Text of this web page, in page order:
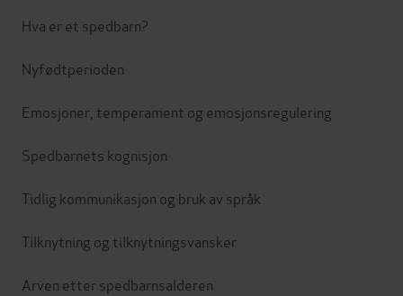
Hva er et spedbarn?
Nyfødtperioden
Emosjoner, temperament og emosjonsregulering
Spedbarnets kognisjon
Tidlig kommunikasjon og bruk av språk
Tilknytning og tilknytningsvansker
Arven etter spedbarnsalderen